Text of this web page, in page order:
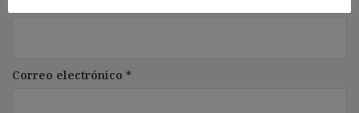
Correo electrónico *